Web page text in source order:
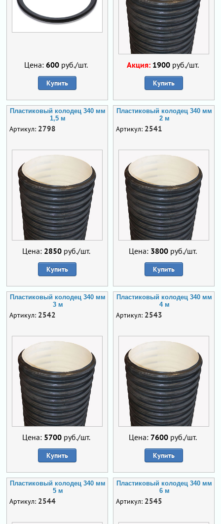
Цена: 600 руб./шт.
Купить
Акция: 1900руб./шт.
Купить
Пластиковый колодец 340 мм
1,5 м
Артикул: 2798
Цена: 2850руб./шт.
Купить
Пластиковый колодец 340 мм
2 м
Артикул: 2541
Цена: 3800руб./шт.
Купить
Пластиковый колодец 340 мм
3 м
Артикул: 2542
Цена: 5700руб./шт.
Купить
Пластиковый колодец 340 мм
4 м
Артикул: 2543
Цена: 7600руб./шт.
Купить
Пластиковый колодец 340 мм
5 м
Артикул: 2544
Пластиковый колодец 340 мм
6 м
Артикул: 2545